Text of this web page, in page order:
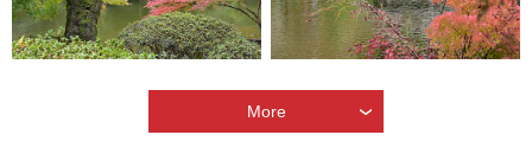
More